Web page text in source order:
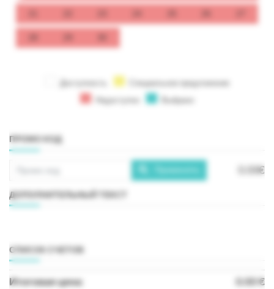
Специальное предложение
Недоступно
Выбрано
ПРОМО КОД
Применять 0.00€
ДОПОЛНИТЕЛЬНЫЙ ТЕКСТ
СПИСОК СЧЕТОВ
Итоговая цена: 0.00 €